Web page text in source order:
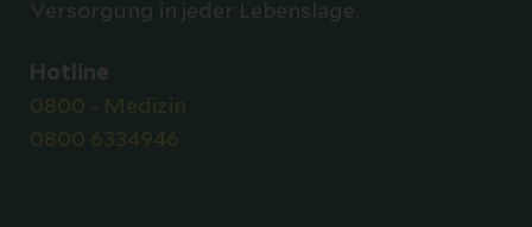
Versorgung in jeder Lebenslage.
Hotline
0800 - Medizin
0800 6334946